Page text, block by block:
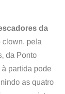
da
clown, pela
da Ponto
partida pode
as quatro